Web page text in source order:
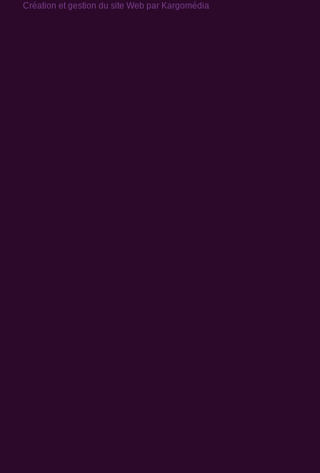
Création et gestion du site Web par Kargomédia